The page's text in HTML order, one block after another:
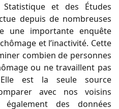
et des Études
depuis de nombreuses
une importante enquête
et l’inactivité. Cette
combien de personnes
ou ne travaillent pas
est la seule source
avec nos voisins
des données